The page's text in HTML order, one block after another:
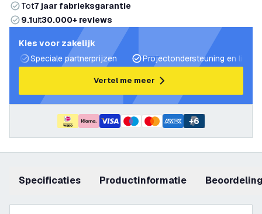
Tot7 jaar fabrieksgarantie
9.1uit30.000+ reviews
Kies voor zakelijk
Speciale partnerprijzen
Projectondersteuning en
Vertel me meer
+6
Specificaties productinformatie